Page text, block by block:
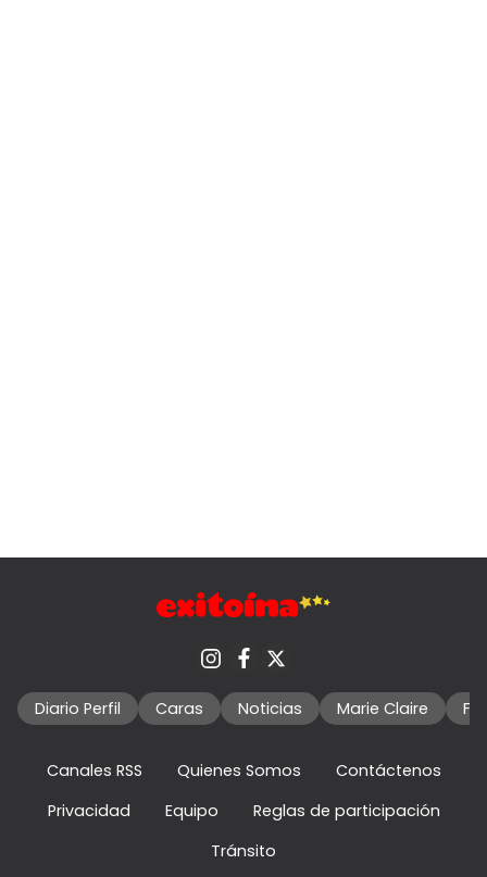
Diario Perfil Caras Noticias Marie Claire
Canales RSS Quienes Somos
Contáctenos
Privacidad
Equipo
Reglas de participación
Tránsito